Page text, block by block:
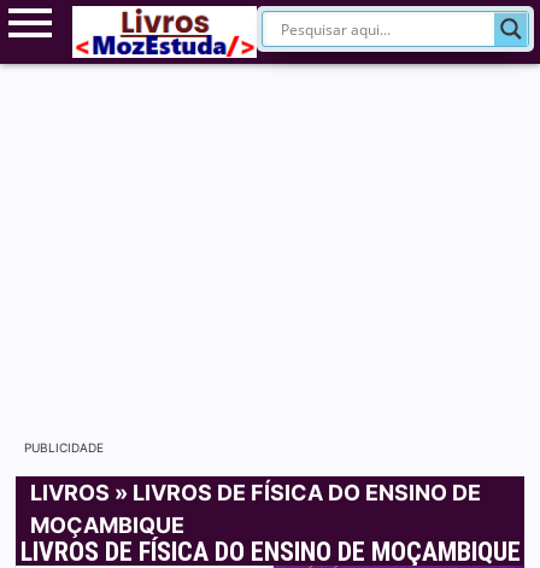
PUBLICIDADE
LIVROS » LIVROS DE FÍSICA DO ENSINO DE
MOÇAMBIQUE
LIVROS DE FÍSICA DO ENSINO DE MOÇAMBIQUE